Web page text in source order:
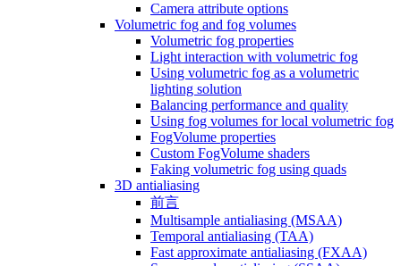
Camera attribute options
Volumetric fog and fog volumes
Volumetric fog properties
Light interaction with volumetric fog
Using volumetric fog as a volumetric
lighting solution
Balancing performance and quality
Using fog volumes for local volumetric fog
FogVolume properties
Custom FogVolume shaders
Faking volumetric fog using quads
3D antialiasing
前言
Multisample antialiasing (MSAA)
Temporal antialiasing (TAA)
Fast approximate antialiasing (FXAA)